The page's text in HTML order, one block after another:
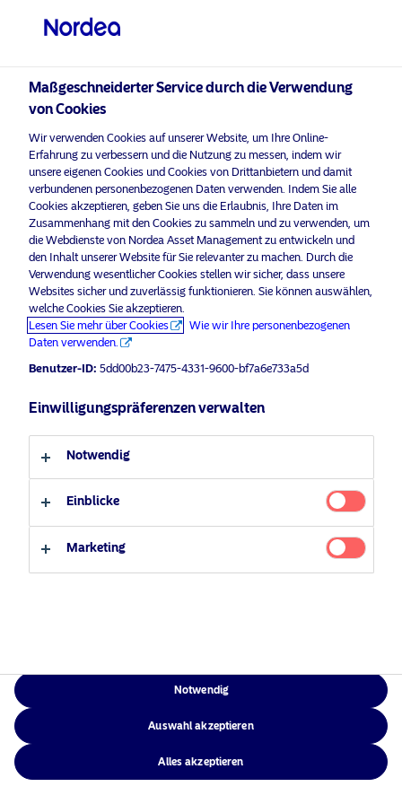
Bitte wählen Sie Ihr Anlegerprofil
aus
Land
Österreich
Sprache
Deutsch
Professioneller Anleger
Nordea Asset Management ist einer der größten Asset
Manager in den nordischen Ländern und verfügt über
eine globale Präsenz in Europa, Amerika und Asien.
Risikohinweise
Home
Über uns
Verantwortungsbewusste
Investments
News
Kontakt
Datenschutzerklärung
Zugänglichkeit
©2026 – Nordea Asset Management – alle Rechte vorbehalten
Maßgeschneiderter Service durch die Verwendung
von Cookies
Wir verwenden Cookies auf unserer Website, um Ihre Online-
Erfahrung zu verbessern und die Nutzung zu messen, indem wir
unsere eigenen Cookies und Cookies von Drittanbietern und damit
verbundenen personenbezogenen Daten verwenden. Indem Sie alle
Cookies akzeptieren, geben Sie uns die Erlaubnis, Ihre Daten im
Zusammenhang mit den Cookies zu sammeln und zu verwenden, um
die Webdienste von Nordea Asset Management zu entwickeln und
den Inhalt unserer Website für Sie relevanter zu machen. Durch die
Verwendung wesentlicher Cookies stellen wir sicher, dass unsere
Websites sicher und zuverlässig funktionieren. Sie können auswählen,
welche Cookies Sie akzeptieren.
Lesen Sie mehr über Cookies
Wie wir Ihre personenbezogenen
Daten verwenden.
Benutzer-ID: 5dd00b23-7475-4331-9600-bf7a6e733a5d
Einwilligungspräferenzen verwalten
Notwendig
Einblicke
Marketing
Notwendig
Auswahl akzeptieren
Alles akzeptieren